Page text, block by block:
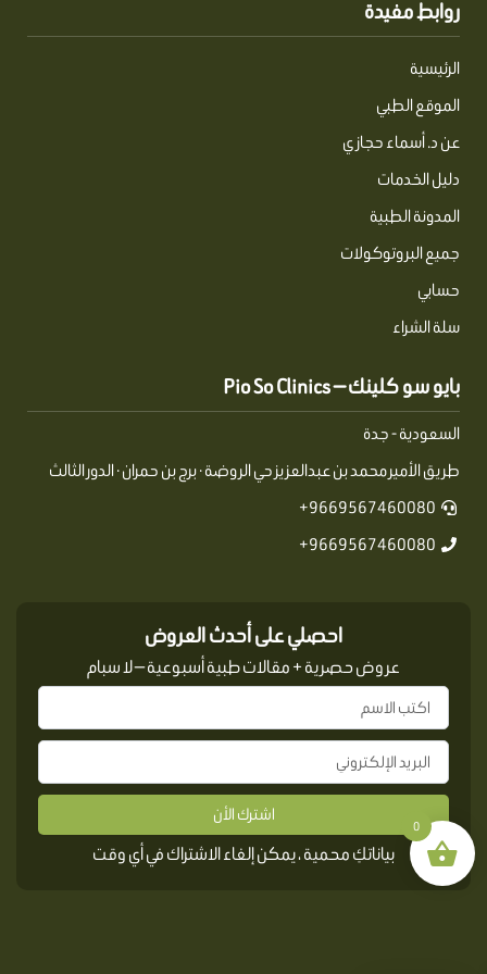
روابط مفيدة
الرئيسية
الموقع الطبي
عن د. أسماء حجازي
دليل الخدمات
المدونة الطبية
جميع البروتوكولات
حسابي
سلة الشراء
بايو سو كلينك — Pio So Clinics
السعودية - جدة
طريق الأمير محمد بن عبدالعزيز حي الروضة · برج بن حمران · الدور الثالث
9669567460080+
9669567460080+
احصلي على أحدث العروض
عروض حصرية + مقالات طبية أسبوعية — لا سبام
اشترك الأن
بياناتكِ محمية ، يمكن إلغاء الاشتراك في أي وقت
0